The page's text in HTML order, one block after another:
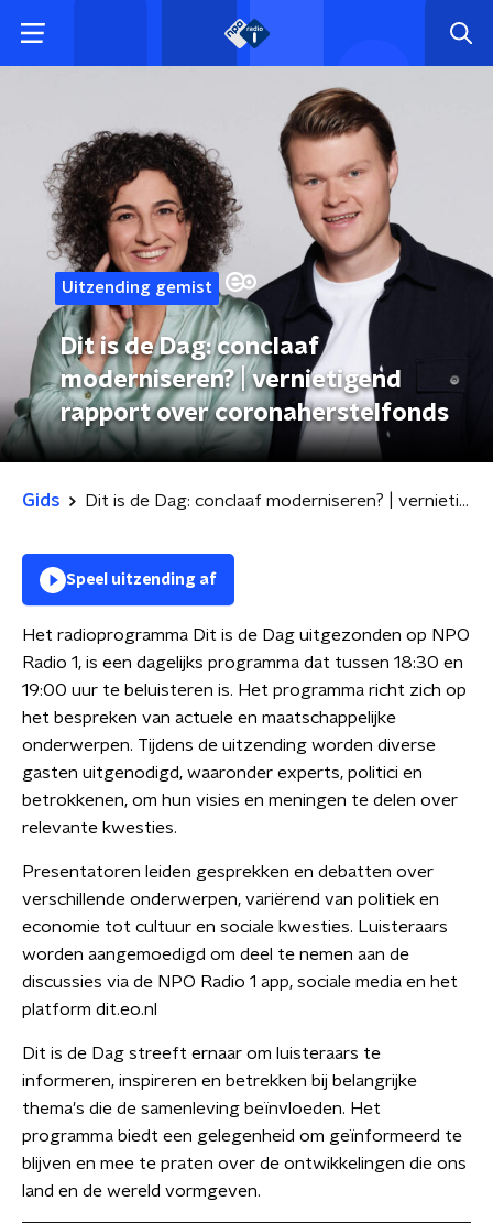
Uitzending gemist
Dit is de Dag: conclaaf
moderniseren? | vernietigend
rapport over coronaherstelfonds
Gids Dit is de Dag: conclaaf moderniseren? | vernietigend rapport over coronaherstelfonds
Speel uitzending af
Het radioprogramma Dit is de Dag uitgezonden op NPO
Radio 1, is een dagelijks programma dat tussen 18:30 en
19:00 uur te beluisteren is. Het programma richt zich op
het bespreken van actuele en maatschappelijke
onderwerpen. Tijdens de uitzending worden diverse
gasten uitgenodigd, waaronder experts, politici en
betrokkenen, om hun visies en meningen te delen over
relevante kwesties.
Presentatoren leiden gesprekken en debatten over
verschillende onderwerpen, variërend van politiek en
economie tot cultuur en sociale kwesties. Luisteraars
worden aangemoedigd om deel te nemen aan de
discussies via de NPO Radio 1 app, sociale media en het
platform dit.eo.nl
Dit is de Dag streeft ernaar om luisteraars te
informeren, inspireren en betrekken bij belangrijke
thema's die de samenleving beïnvloeden. Het
programma biedt een gelegenheid om geïnformeerd te
blijven en mee te praten over de ontwikkelingen die ons
land en de wereld vormgeven.